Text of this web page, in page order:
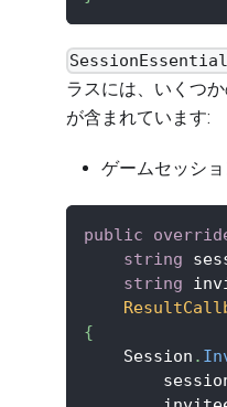
ラスには、いくつ
が含まれています:
ゲームセッショ
public
string
string
{
    Session
.